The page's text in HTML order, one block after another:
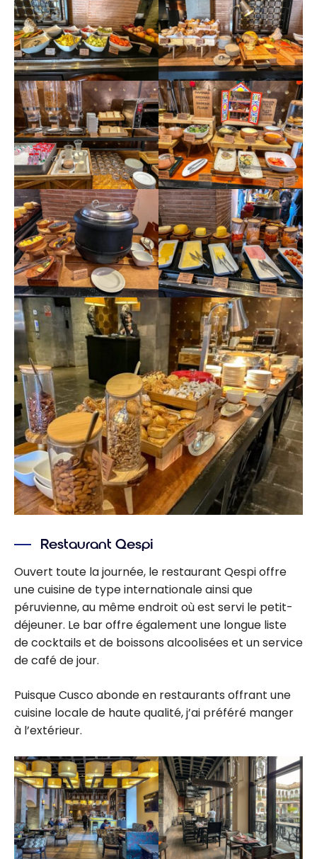
Restaurant Qespi
Ouvert toute la journée, le restaurant Qespi offre
une cuisine de type internationale ainsi que
péruvienne, au même endroit où est servi le petit-
déjeuner. Le bar offre également une longue liste
de cocktails et de boissons alcoolisées et un service
de café de jour.
Puisque Cusco abonde en restaurants offrant une
cuisine locale de haute qualité, j’ai préféré manger
à l’extérieur.